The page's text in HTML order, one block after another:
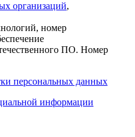
организаций,
номер
ПО. Номер
персональных данных
информации